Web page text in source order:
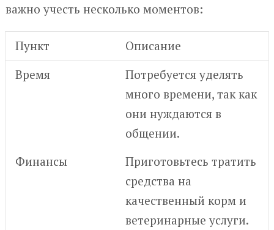
важно учесть несколько моментов:
Пункт
Описание
Время
Потребуется уделять
много времени, так как
они нуждаются в
общении.
Финансы
Приготовьтесь тратить
средства на
качественный корм и
ветеринарные услуги.